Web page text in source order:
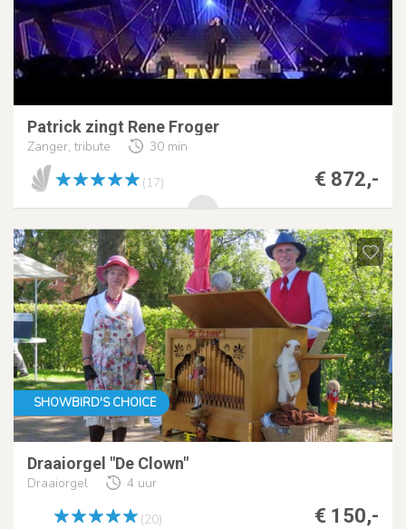
Patrick zingt Rene Froger
Zanger, tribute 30 min
€ 872,-
(17)
SHOWBIRD'S CHOICE
Draaiorgel "De Clown"
Draaiorgel 4 uur
€ 150,-
(20)